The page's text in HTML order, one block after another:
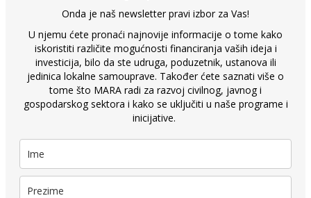
Onda je naš newsletter pravi izbor za Vas!
U njemu ćete pronaći najnovije informacije o tome kako
iskoristiti različite mogućnosti financiranja vaših ideja i
investicija, bilo da ste udruga, poduzetnik, ustanova ili
jedinica lokalne samouprave. Također ćete saznati više o
tome što MARA radi za razvoj civilnog, javnog i
gospodarskog sektora i kako se uključiti u naše programe i
inicijative.